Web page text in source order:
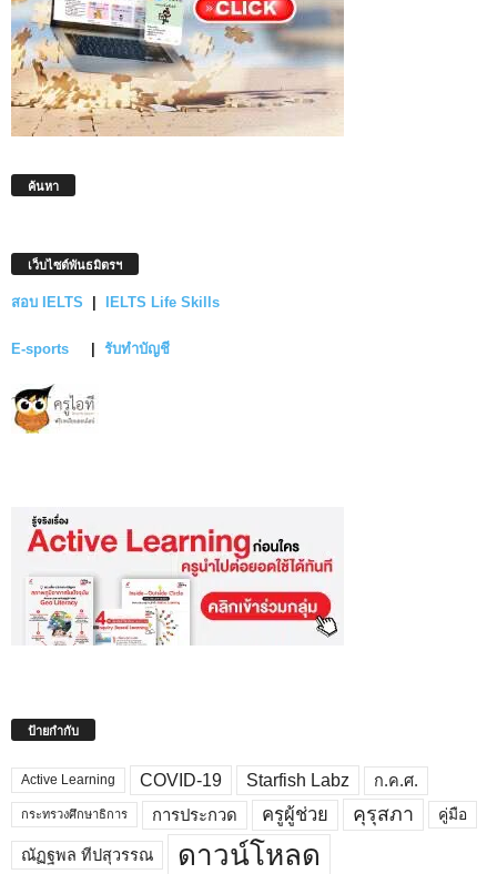
ค้นหา
เว็บไซต์พันธมิตรฯ
สอบ IELTS IELTS Life Skills
E-sports รับทำบัญชี
ป้ายกำกับ
Active Learning COVID-19 Starfish Labz ก.ค.ศ.
กระทรวงศึกษาธิการ การประกวด ครูผู้ช่วย คุรุสภา คู่มือ
ณัฏฐพล ทีปสุวรรณ ดาวน์โหลด